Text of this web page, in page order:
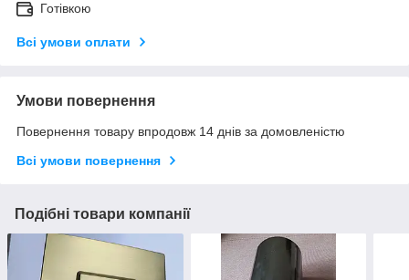
Готівкою
Всі умови оплати
Умови повернення
Повернення товару впродовж 14 днів за домовленістю
Всі умови повернення
Подібні товари компанії